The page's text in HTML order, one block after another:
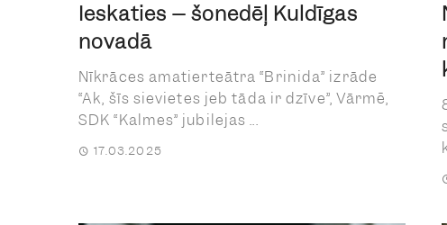
Ieskaties – šonedēļ Kuldīgas
novadā
Nīkrāces amatierteātra “Brinida” izrāde
“Ak, šīs sievietes jeb tāda ir dzīve”, Vārmē,
SDK “Kalmes” jubilejas ...
17.03.2025